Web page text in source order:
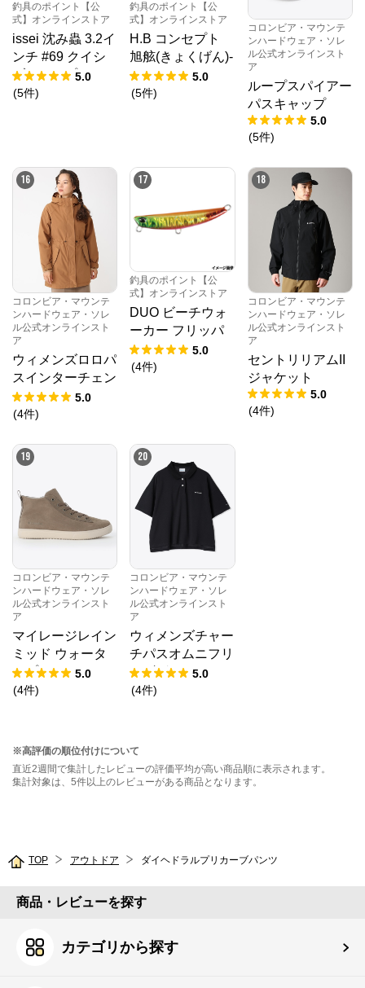
釣具のポイント【公
式】オンラインストア
issei 沈み蟲 3.2イ
ンチ #69 クイシ
ブリパンプキン
【ゆうパケット】
5.0
(5件)
釣具のポイント【公
式】オンラインストア
H.B コンセプト
旭舷(きょくげん)-
EX 20-195 KP
-2019 H.B con
5.0
(5件)
コロンビア・マウンテ
ンハードウェア・ソレ
ル公式オンラインスト
ア
ループスパイアー
パスキャップ
5.0
(5件)
16
コロンビア・マウンテ
ンハードウェア・ソレ
ル公式オンラインスト
ア
ウィメンズロロパ
スインターチェン
ジジャケット
5.0
(4件)
17
釣具のポイント【公
式】オンラインストア
DUO ビーチウォ
ーカー フリッパ
ー 32 UVエメラル
ドRT【ゆうパケ
5.0
(4件)
18
コロンビア・マウンテ
ンハードウェア・ソレ
ル公式オンラインスト
ア
セントリリアムII
ジャケット
5.0
(4件)
19
コロンビア・マウンテ
ンハードウェア・ソレ
ル公式オンラインスト
ア
マイレージレイン
ミッド ウォータ
ープルーフ5.0
(4件)
20
コロンビア・マウンテ
ンハードウェア・ソレ
ル公式オンラインスト
ア
ウィメンズチャー
チパスオムニフリ
ーズゼロショート
スリーブポロ
5.0
(4件)
※高評価の順位付けについて
直近2週間で集計したレビューの評価平均が高い商品順に表示されます。
集計対象は、5件以上のレビューがある商品となります。
TOP アウトドア ダイヘドラルプリカーブパンツ
商品・レビューを探す
カテゴリから探す